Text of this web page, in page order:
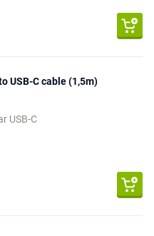
USB-C cable (1,5m)
USB-C